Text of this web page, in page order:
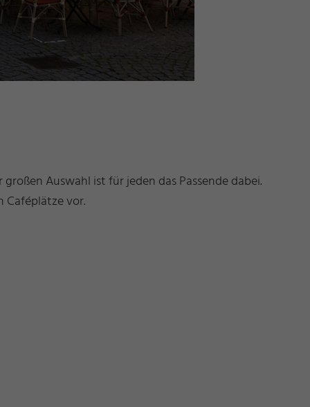
Auswahl ist für jeden das Passende dabei.
Caféplätze vor.